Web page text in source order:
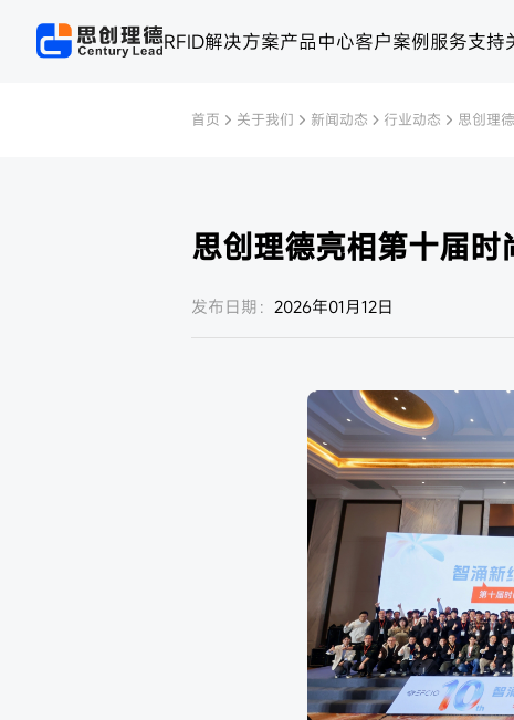
RFID解决方案产品中心客户案例服务支持
首页 关于我们 新闻动态 行业动态 思创理
思创理德亮相第十届
发布日期： 2026年01月12日